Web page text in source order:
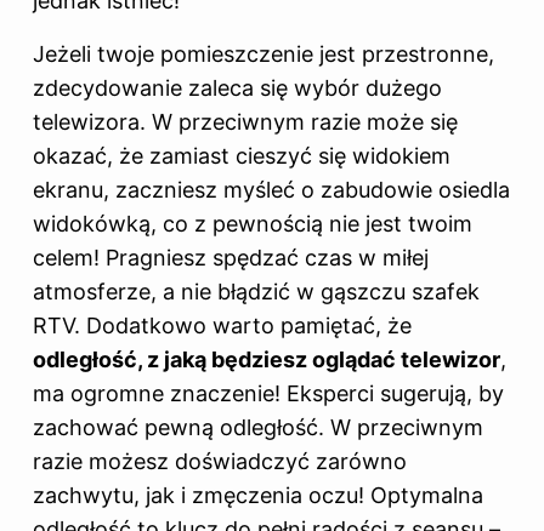
Jeżeli twoje pomieszczenie jest przestronne,
zdecydowanie zaleca się wybór dużego
telewizora. W przeciwnym razie może się
okazać, że zamiast cieszyć się widokiem
ekranu, zaczniesz myśleć o zabudowie osiedla
widokówką, co z pewnością nie jest twoim
celem! Pragniesz spędzać czas w miłej
atmosferze, a nie błądzić w gąszczu szafek
RTV. Dodatkowo warto pamiętać, że
odległość, z jaką będziesz oglądać telewizor,
ma ogromne znaczenie! Eksperci sugerują, by
zachować pewną odległość. W przeciwnym
razie możesz doświadczyć zarówno
zachwytu, jak i zmęczenia oczu! Optymalna